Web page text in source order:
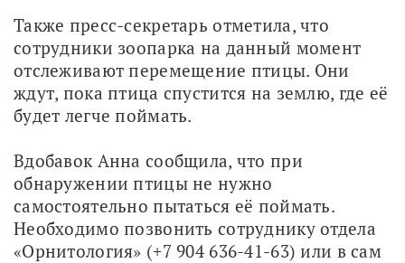
Также пресс-секретарь отметила, что
сотрудники зоопарка на данный момент
отслеживают перемещение птицы. Они
ждут, пока птица спустится на землю, где её
будет легче поймать.
Вдобавок Анна сообщила, что при
обнаружении птицы не нужно
самостоятельно пытаться её поймать.
Необходимо позвонить сотруднику отдела
«Орнитология» (+7 904 636-41-63) или в сам